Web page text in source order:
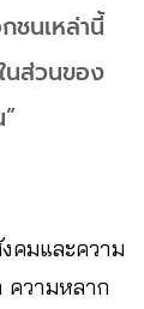
ชนเหล่านี้
นส่วนของ
คมและความ
ความหลาก